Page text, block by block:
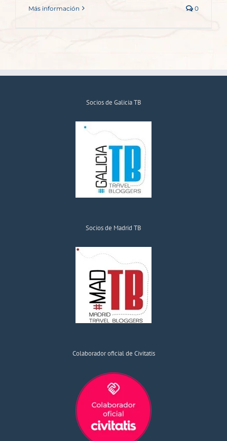
Más información 0
Socios de Galicia TB
Socios de Madrid TB
Colaborador oficial de Civitatis